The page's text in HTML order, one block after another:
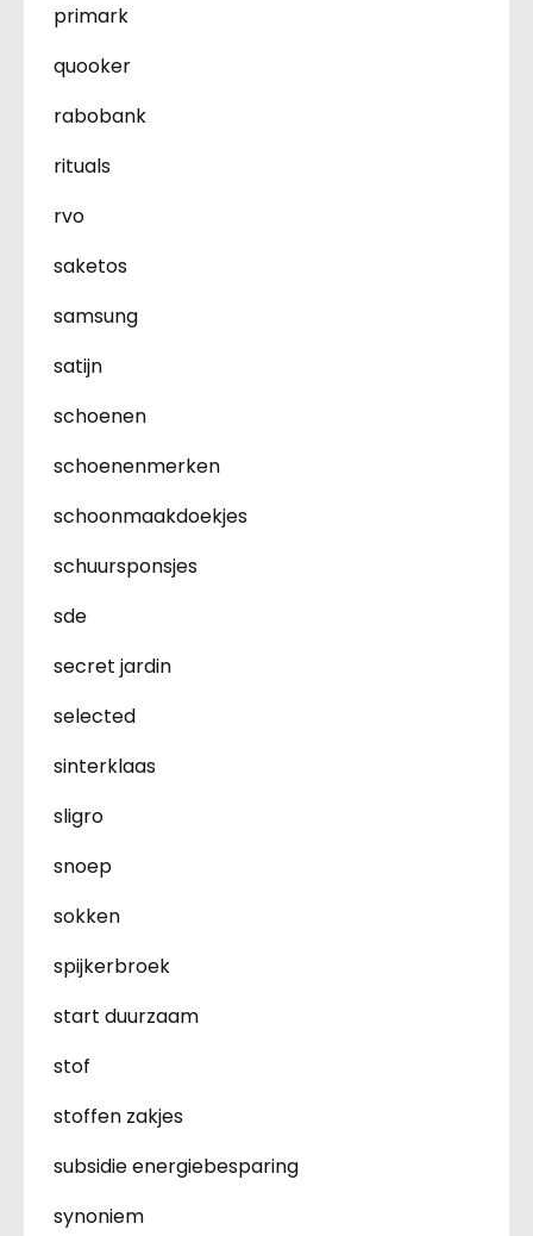
primark
quooker
rabobank
rituals
rvo
saketos
samsung
satijn
schoenen
schoenenmerken
schoonmaakdoekjes
schuursponsjes
sde
secret jardin
selected
sinterklaas
sligro
snoep
sokken
spijkerbroek
start duurzaam
stof
stoffen zakjes
subsidie energiebesparing
synoniem